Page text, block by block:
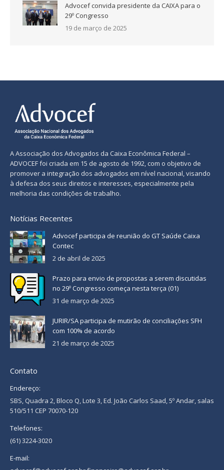
Advocef convida presidente da CAIXA para o
29º Congresso
19 de março de 2025
A Associação dos Advogados da Caixa Econômica Federal –
ADVOCEF foi criada em 15 de agosto de 1992, com o objetivo de
promover a integração dos advogados em nível nacional, visando
à defesa dos seus direitos e interesses, especialmente pela
melhoria das condições de trabalho.
Notícias Recentes
Advocef participa de reunião do GT Saúde Caixa
Contec
2 de abril de 2025
Prazo para envio de propostas a serem discutidas
no 29º Congresso começa nesta terça (01)
31 de março de 2025
JURIR/SA participa de mutirão de conciliações SFH
com 100% de acordo
21 de março de 2025
Contato
Endereço:
SBS, Quadra 2, Bloco Q, Lote 3, Ed. João Carlos Saad, 5º Andar, salas
510/511 CEP 70070-120
Telefones:
(61) 3224-3020
E-mail: